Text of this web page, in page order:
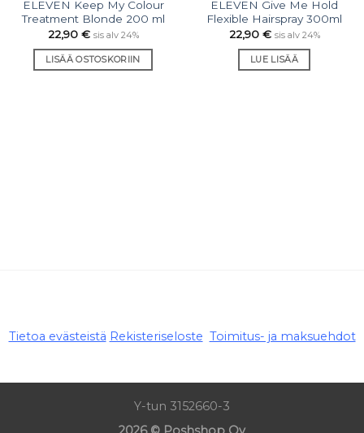
toivelistaan
ELEVEN Keep My Colour
Treatment Blonde 200 ml
22,90 € sis alv 24%
LISÄÄ OSTOSKORIIN
toivelistaan
ELEVEN Give Me Hold
Flexible Hairspray 300ml
22,90 € sis alv 24%
LUE LISÄÄ
Tietoa evästeistä Rekisteriseloste Toimitus- ja maksuehdot
Y-tun 3152660-3